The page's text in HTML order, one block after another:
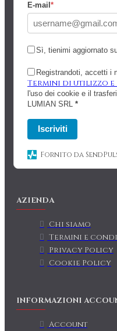
E-mail *
Sì, tienimi aggiornato
Registrandoti, accetti i
Termini di utilizzo
l'uso dei cookie e il
LUMIAN SRL *
Iscriviti
Fornito da
AZIENDA
Chi siamo
Termini e
Privacy Policy
Cookie Policy
INFORMAZIONI
Account